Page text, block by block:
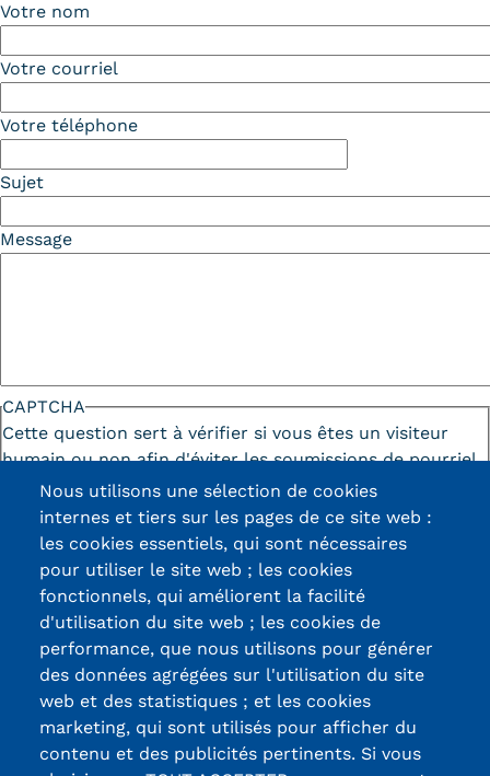
Votre nom
Votre courriel
Votre téléphone
Sujet
Message
CAPTCHA
Cette question sert à vérifier si vous êtes un visiteur
humain ou non afin d'éviter les soumissions de pourriel
(spam) automatisées.
13, Rue Ernest
Certifications /
Labels qualité
Nous utilisons une sélection de cookies
internes et tiers sur les pages de ce site web :
les cookies essentiels, qui sont nécessaires
pour utiliser le site web ; les cookies
fonctionnels, qui améliorent la facilité
d'utilisation du site web ; les cookies de
performance, que nous utilisons pour générer
des données agrégées sur l'utilisation du site
web et des statistiques ; et les cookies
marketing, qui sont utilisés pour afficher du
contenu et des publicités pertinents. Si vous